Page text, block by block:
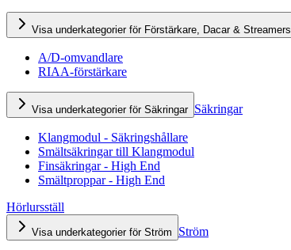
Visa underkategorier för Förstärkare, Dacar & Streamers
A/D-omvandlare
RIAA-förstärkare
Visa underkategorier för Säkringar Säkringar
Klangmodul - Säkringshållare
Smältsäkringar till Klangmodul
Finsäkringar - High End
Smältproppar - High End
Hörlursställ
Visa underkategorier för Ström Ström